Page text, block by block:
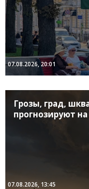
07.08.2026, 20:01
Грозы, град,
прогнозируют
07.08.2026, 13:45